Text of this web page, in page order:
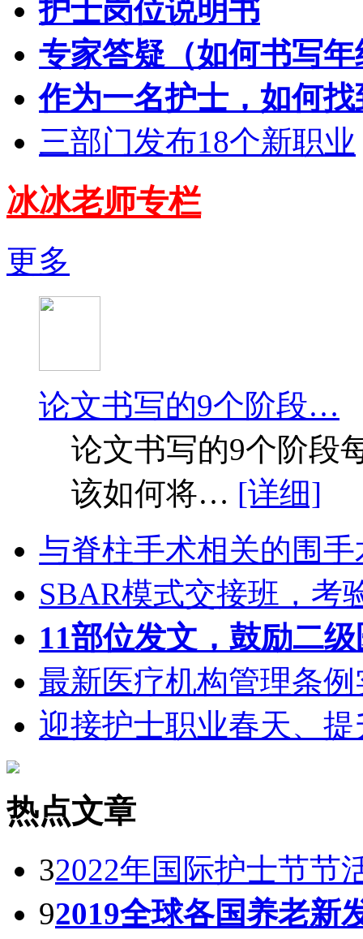
护士岗位说明书
专家答疑（如何书写
作为一名护士，如何
三部门发布18个新职业
冰冰老师专栏
更多
论文书写的9个阶段…
论文书写的9个阶段
该如何将… [详细]
与脊柱手术相关的围
SBAR模式交接班，考
11部位发文，鼓励二
最新医疗机构管理条
迎接护士职业春天、
热点文章
32022年国际护士节节
92019全球各国养老新